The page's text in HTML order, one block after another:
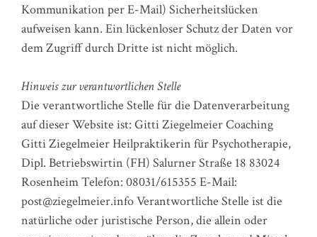
Kommunikation per E-Mail) Sicherheitslücken
aufweisen kann. Ein lückenloser Schutz der Daten vor
dem Zugriff durch Dritte ist nicht möglich.
Hinweis zur verantwortlichen Stelle
Die verantwortliche Stelle für die Datenverarbeitung
auf dieser Website ist: Gitti Ziegelmeier Coaching
Gitti Ziegelmeier Heilpraktikerin für Psychotherapie,
Dipl. Betriebswirtin (FH) Salurner Straße 18 83024
Rosenheim Telefon: 08031/615355 E-Mail:
post@ziegelmeier.info Verantwortliche Stelle ist die
natürliche oder juristische Person, die allein oder